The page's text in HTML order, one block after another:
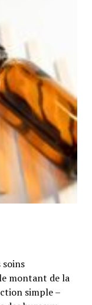
montant de la
simple –